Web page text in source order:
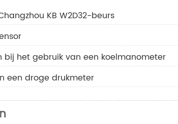
KB W2D32-beurs
bij het gebruik van een koelmanometer
een droge drukmeter